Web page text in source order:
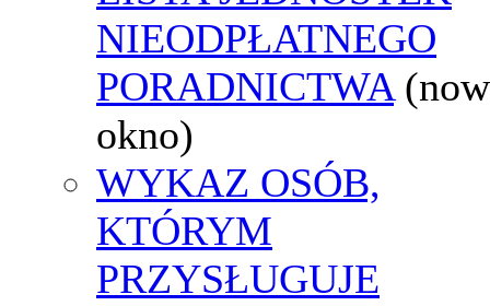
NIEODPŁATNEGO
PORADNICTWA
okno)
WYKAZ OSÓB,
KTÓRYM
PRZYSŁUGUJE